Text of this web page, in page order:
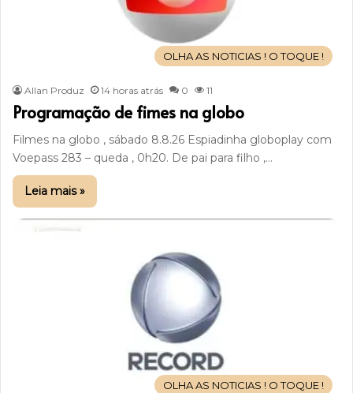
OLHA AS NOTICIAS ! O TOQUE !
Allan Produz 14 horas atrás 0 11
Programação de fimes na globo
Filmes na globo , sábado 8.8.26 Espiadinha globoplay com
Voepass 283 – queda , 0h20. De pai para filho ,…
Leia mais »
OLHA AS NOTICIAS ! O TOQUE !